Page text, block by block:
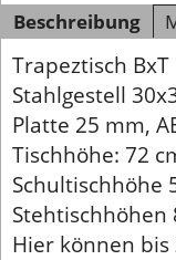
Beschreibung
Trapeztisch
Stahlgestell
Platte 25 mm,
Tischhöhe: 72
Schultischhöhe
Stehtischhöhen
Hier können bis